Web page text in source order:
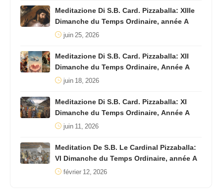
Meditazione Di S.B. Card. Pizzaballa: XIIIe
Dimanche du Temps Ordinaire, année A
juin 25, 2026
Meditazione Di S.B. Card. Pizzaballa: XII
Dimanche du Temps Ordinaire, Année A
juin 18, 2026
Meditazione Di S.B. Card. Pizzaballa: XI
Dimanche du Temps Ordinaire, Année A
juin 11, 2026
Meditation De S.B. Le Cardinal Pizzaballa:
VI Dimanche du Temps Ordinaire, année A
février 12, 2026